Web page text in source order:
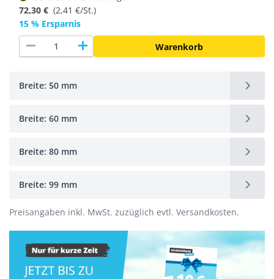
72,30 € (2,41 €/St.)
15 % Ersparnis
remove add Warenkorb
Breite: 50 mm
Breite: 60 mm
Breite: 80 mm
Breite: 99 mm
Preisangaben inkl. MwSt. zuzüglich evtl. Versandkosten.